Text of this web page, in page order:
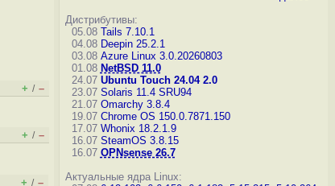
+ / –
+ / –
+ / –
Дистрибутивы:
05.08 Tails 7.10.1
04.08 Deepin 25.2.1
03.08 Azure Linux 3.0.20260803
01.08 NetBSD 11.0
24.07 Ubuntu Touch 24.04 2.0
23.07 Solaris 11.4 SRU94
21.07 Omarchy 3.8.4
19.07 Chrome OS 150.0.7871.150
17.07 Whonix 18.2.1.9
16.07 SteamOS 3.8.15
16.07 OPNsense 26.7
Актуальные ядра Linux: